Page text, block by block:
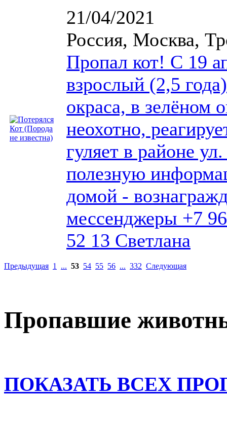
21/04/2021
Россия, Москва,
Пропал кот! С 19
взрослый (2,5
окраса, в зелёном
неохотно,
гуляет в районе
полезную
домой -
мессенджеры +7
52 13 Светлана
Предыдущая 1 ... 53 54 55 56 ... 332 Следующая
Пропавшие
ПОКАЗАТЬ ВСЕХ